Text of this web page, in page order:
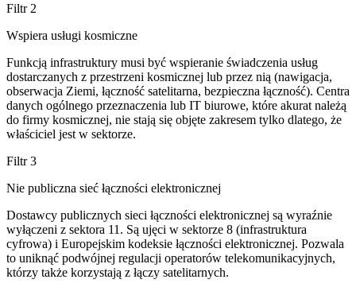
Filtr 2
Wspiera usługi kosmiczne
Funkcją infrastruktury musi być wspieranie świadczenia usług
dostarczanych z przestrzeni kosmicznej lub przez nią (nawigacja,
obserwacja Ziemi, łączność satelitarna, bezpieczna łączność). Centra
danych ogólnego przeznaczenia lub IT biurowe, które akurat należą
do firmy kosmicznej, nie stają się objęte zakresem tylko dlatego, że
właściciel jest w sektorze.
Filtr 3
Nie publiczna sieć łączności elektronicznej
Dostawcy publicznych sieci łączności elektronicznej są wyraźnie
wyłączeni z sektora 11. Są ujęci w sektorze 8 (infrastruktura
cyfrowa) i Europejskim kodeksie łączności elektronicznej. Pozwala
to uniknąć podwójnej regulacji operatorów telekomunikacyjnych,
którzy także korzystają z łączy satelitarnych.